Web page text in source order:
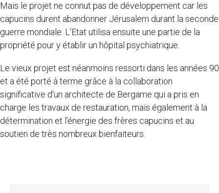
Mais le projet ne connut pas de développement car les
capucins durent abandonner Jérusalem durant la seconde
guerre mondiale. L'Etat utilisa ensuite une partie de la
propriété pour y établir un hôpital psychiatrique.
Le vieux projet est néanmoins ressorti dans les années 90
et a été porté à terme grâce à la collaboration
significative d'un architecte de Bergame qui a pris en
charge les travaux de restauration, mais également à la
détermination et l'énergie des frères capucins et au
soutien de très nombreux bienfaiteurs.